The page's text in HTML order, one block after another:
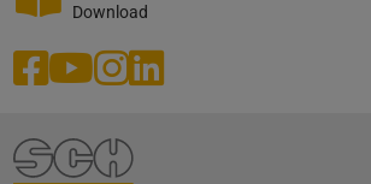
Download